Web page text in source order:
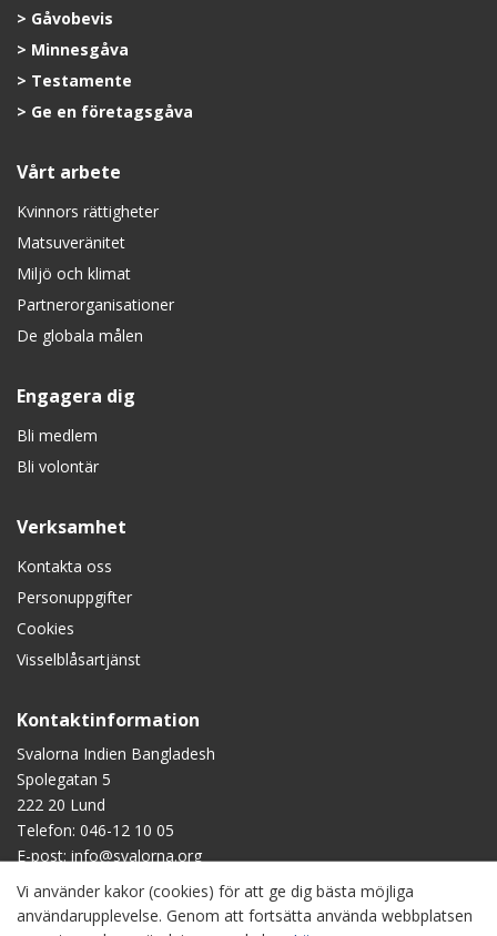
Gåvobevis
Minnesgåva
Testamente
Ge en företagsgåva
Vårt arbete
Kvinnors rättigheter
Matsuveränitet
Miljö och klimat
Partnerorganisationer
De globala målen
Engagera dig
Bli medlem
Bli volontär
Verksamhet
Kontakta oss
Personuppgifter
Cookies
Visselblåsartjänst
Kontaktinformation
Svalorna Indien Bangladesh
Spolegatan 5
222 20 Lund
Telefon: 046-12 10 05
E-post:info@svalorna.org
Swish: 90 123 45
Plusgiro: 90 1234-5
Vi använder kakor (cookies) för att ge dig bästa möjliga
användarupplevelse. Genom att fortsätta använda webbplatsen